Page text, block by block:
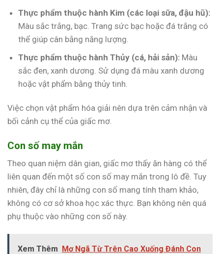
Thực phẩm thuộc hành Kim (các loại sữa, đậu hũ):
Màu sắc trắng, bạc. Trang sức bạc hoặc đá trắng có
thể giúp cân bằng năng lượng.
Thực phẩm thuộc hành Thủy (cá, hải sản): Màu
sắc đen, xanh dương. Sử dụng đá màu xanh dương
hoặc vật phẩm bằng thủy tinh.
Việc chọn vật phẩm hóa giải nên dựa trên cảm nhận và
bối cảnh cụ thể của giấc mơ.
Con số may mắn
Theo quan niệm dân gian, giấc mơ thấy ăn hàng có thể
liên quan đến một số con số may mắn trong lô đề. Tuy
nhiên, đây chỉ là những con số mang tính tham khảo,
không có cơ sở khoa học xác thực. Bạn không nên quá
phụ thuộc vào những con số này.
Xem Thêm Mơ Ngã Từ Trên Cao Xuống Đánh Con